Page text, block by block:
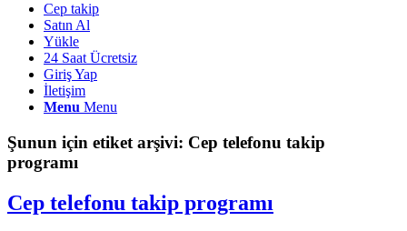
Cep takip
Satın Al
Yükle
24 Saat Ücretsiz
Giriş Yap
İletişim
Menu Menu
Şunun için etiket arşivi: Cep telefonu takip
programı
Cep telefonu takip programı